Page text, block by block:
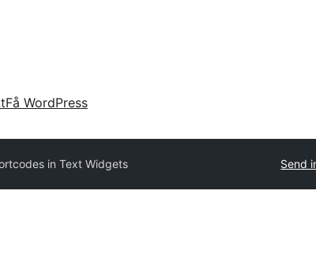
Få WordPress
in Text Widgets Send